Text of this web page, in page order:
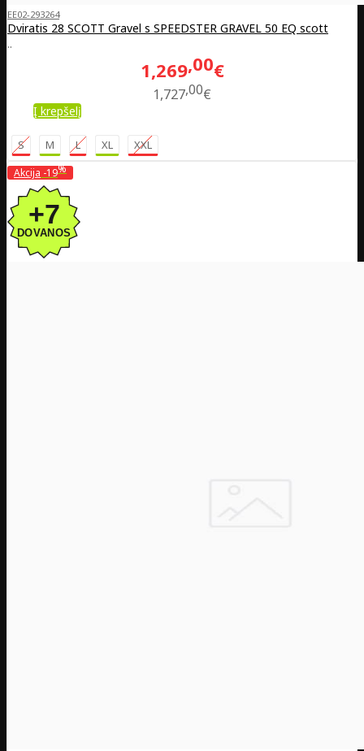
EE02-293264
Dviratis 28 SCOTT Gravel s SPEEDSTER GRAVEL 50 EQ scott
..
1,269 00€
1,72700€
Į krepšelį
S M L XL XXL
Akcija -19%